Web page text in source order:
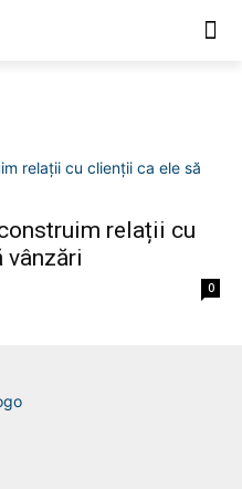
relații cu
vânzări
0